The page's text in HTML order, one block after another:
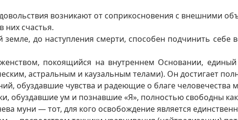
возникают от соприкосновения с внешними
них счастья.
земле, до наступления смерти, способен подчинить
покоящийся на внутреннем Основании,
астральным и каузальным телами). Он достигает
обуздавшие чувства и радеющие о благе человечества
обуздавшие ум и познавшие «Я», полностью свободны как
муни — тот, для кого освобождение является